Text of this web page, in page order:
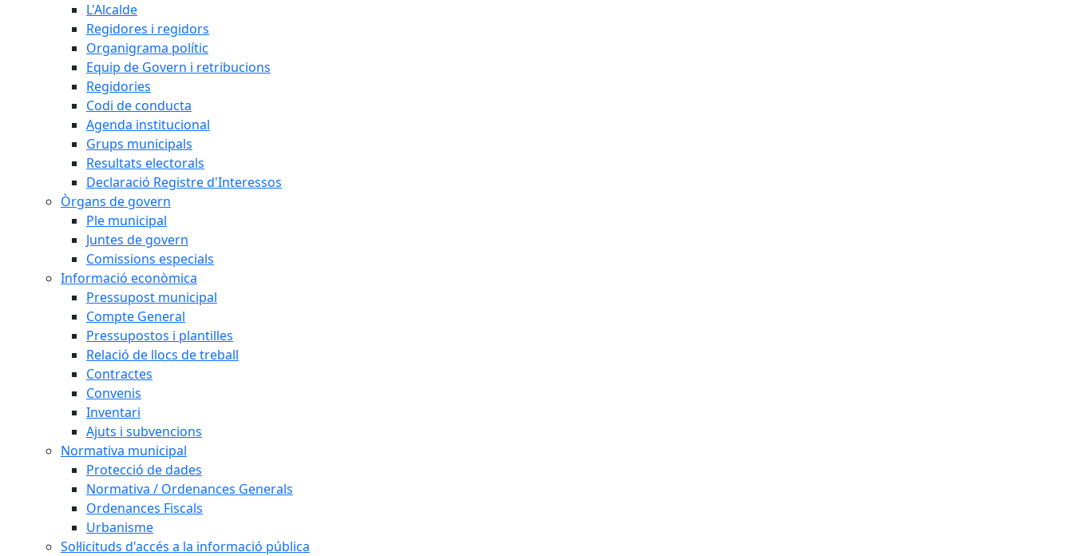
L'Alcalde
Regidores i regidors
Organigrama polític
Equip de Govern i retribucions
Regidories
Codi de conducta
Agenda institucional
Grups municipals
Resultats electorals
Declaració Registre d'Interessos
Òrgans de govern
Ple municipal
Juntes de govern
Comissions especials
Informació econòmica
Pressupost municipal
Compte General
Pressupostos i plantilles
Relació de llocs de treball
Contractes
Convenis
Inventari
Ajuts i subvencions
Normativa municipal
Protecció de dades
Normativa / Ordenances Generals
Ordenances Fiscals
Urbanisme
Sol·licituds d'accés a la informació pública